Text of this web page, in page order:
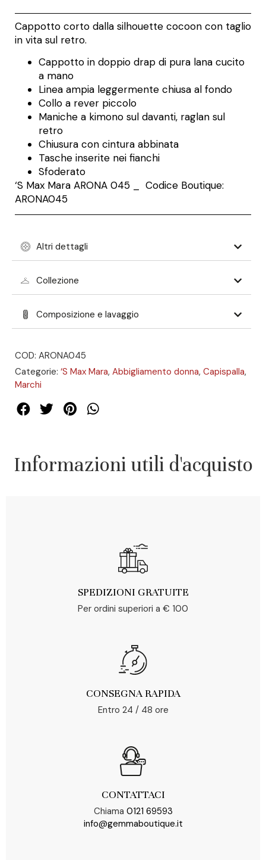
Cappotto corto dalla silhouette cocoon con taglio
in vita sul retro.
Cappotto in doppio drap di pura lana cucito
a mano
Linea ampia leggermente chiusa al fondo
Collo a rever piccolo
Maniche a kimono sul davanti, raglan sul
retro
Chiusura con cintura abbinata
Tasche inserite nei fianchi
Sfoderato
‘S Max Mara ARONA 045 _ Codice Boutique:
ARONA045
Altri dettagli
Collezione
Composizione e lavaggio
COD: ARONA045
Categorie: ‘S Max Mara, Abbigliamento donna, Capispalla,
Marchi
Informazioni utili d'acquisto
SPEDIZIONI GRATUITE
Per ordini superiori a € 100
CONSEGNA RAPIDA
Entro 24 / 48 ore
CONTATTACI
Chiama 0121 69593
info@gemmaboutique.it